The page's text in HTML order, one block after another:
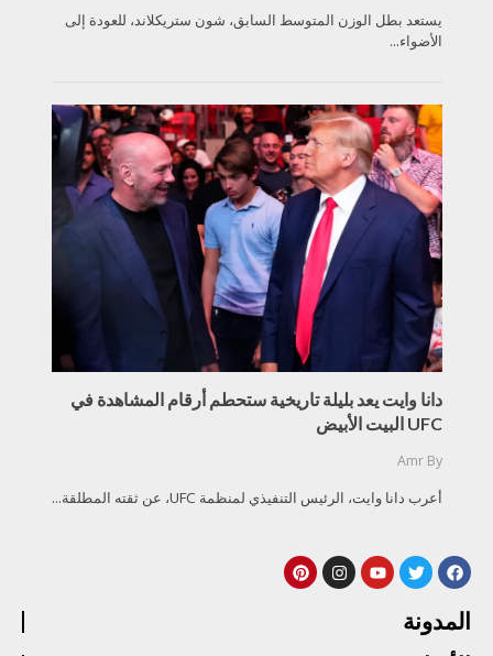
يستعد بطل الوزن المتوسط السابق، شون ستريكلاند، للعودة إلى
الأضواء...
دانا وايت يعد بليلة تاريخية ستحطم أرقام المشاهدة في
UFC البيت الأبيض
By
Amr
أعرب دانا وايت، الرئيس التنفيذي لمنظمة UFC، عن ثقته المطلقة...
المدونة